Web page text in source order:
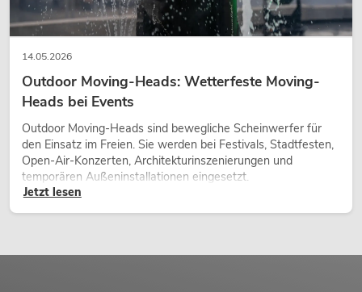
14.05.2026
Outdoor Moving-Heads: Wetterfeste Moving-
Heads bei Events
Outdoor Moving-Heads sind bewegliche Scheinwerfer für
den Einsatz im Freien. Sie werden bei Festivals, Stadtfesten,
Open-Air-Konzerten, Architekturinszenierungen und
temporären Außeninstallationen eingesetzt.
Jetzt lesen